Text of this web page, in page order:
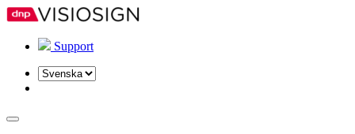
Support
Välj